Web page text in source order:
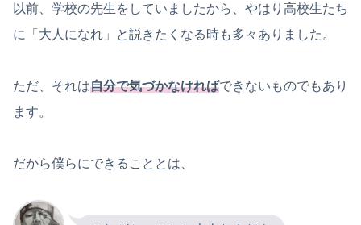
以前、学校の先生をしていましたから、やはり高校生たち
に「大人になれ」と説きたくなる時も多々ありました。
ただ、それは自分で気づかなければできないものでもあり
ます。
だから僕らにできることとは、